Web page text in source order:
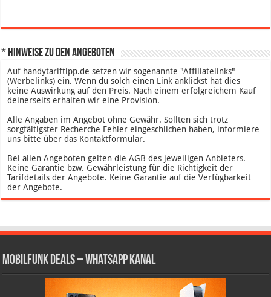
* Hinweise zu den Angeboten
Auf handytariftipp.de setzen wir sogenannte "Affiliatelinks"
(Werbelinks) ein. Wenn du solch einen Link anklickst hat dies
keine Auswirkung auf den Preis. Nach einem erfolgreichem Kauf
deinerseits erhalten wir eine Provision.
Alle Angaben im Angebot ohne Gewähr. Sollten sich trotz
sorgfältigster Recherche Fehler eingeschlichen haben, informiere
uns bitte über das Kontaktformular.
Bei allen Angeboten gelten die AGB des jeweiligen Anbieters.
Keine Garantie bzw. Gewährleistung für die Richtigkeit der
Tarifdetails der Angebote. Keine Garantie auf die Verfügbarkeit
der Angebote.
Mobilfunk Deals – WhatsApp Kanal